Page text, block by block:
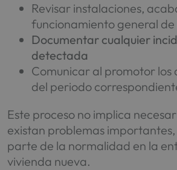
Revisar instalaciones,
funcionamiento general de
Documentar cualquier
detectada
Comunicar al promotor
del periodo
Este proceso no implica
existan problemas
parte de la normalidad en la
vivienda nueva.